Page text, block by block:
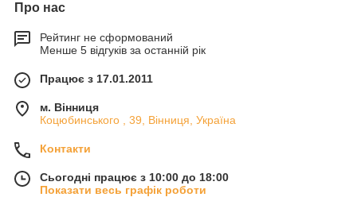
Про нас
Рейтинг не сформований
Менше 5 відгуків за останній рік
Працює з 17.01.2011
м. Вінниця
Коцюбинського , 39, Вінниця, Україна
Контакти
Сьогодні працює з 10:00 до 18:00
Показати весь графік роботи